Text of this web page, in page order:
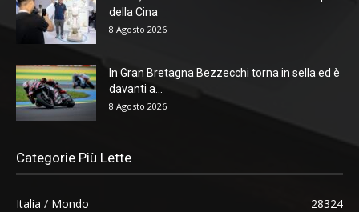
della Cina
8 Agosto 2026
In Gran Bretagna Bezzecchi torna in sella ed è
davanti a...
8 Agosto 2026
Categorie Più Lette
Italia / Mondo
28324